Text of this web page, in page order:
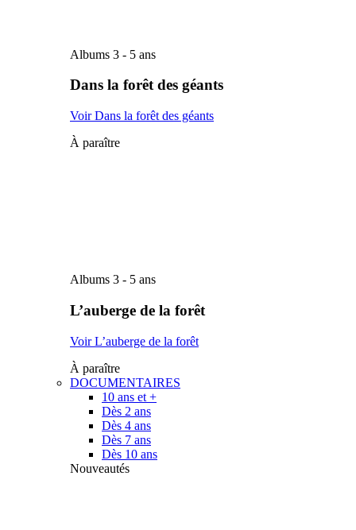
Albums 3 - 5 ans
Dans la forêt des géants
Voir Dans la forêt des géants
À paraître
Albums 3 - 5 ans
L’auberge de la forêt
Voir L’auberge de la forêt
À paraître
DOCUMENTAIRES
10 ans et +
Dès 2 ans
Dès 4 ans
Dès 7 ans
Dès 10 ans
Nouveautés